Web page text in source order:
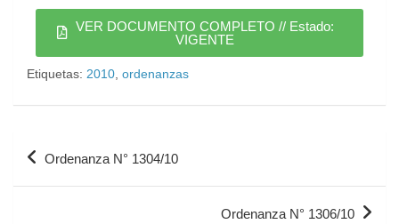
VER DOCUMENTO COMPLETO // Estado:
VIGENTE
Etiquetas: 2010 ordenanzas
Ordenanza N° 1304/10
Ordenanza N° 1306/10